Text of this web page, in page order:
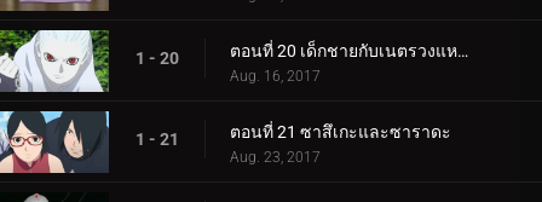
1 - 20 ตอนที่ 20 เด็กชายกับเนตรวงแหวน
Aug. 16, 2017
1 - 21 ตอนที่ 21 ซาสึเกะและซาราดะ
Aug. 23, 2017